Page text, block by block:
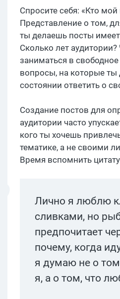
Спросите себя: «Кто
Представление о том,
ты делаешь посты
Сколько лет
заниматься в
вопросы, на которые
состоянии ответить о
Создание постов для
аудитории часто
кого ты хочешь
тематике, а не своими
Время вспомнить
Лично я люблю
сливками, но
предпочитает
почему, когда
я думаю не о
я, а о том, что